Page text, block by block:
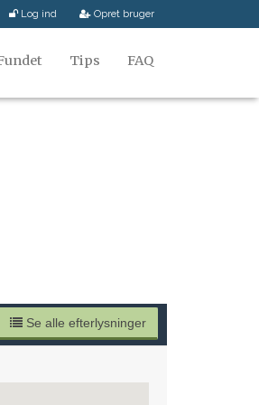
Log ind Opret bruger
Tips FAQ
Se alle efterlysninger